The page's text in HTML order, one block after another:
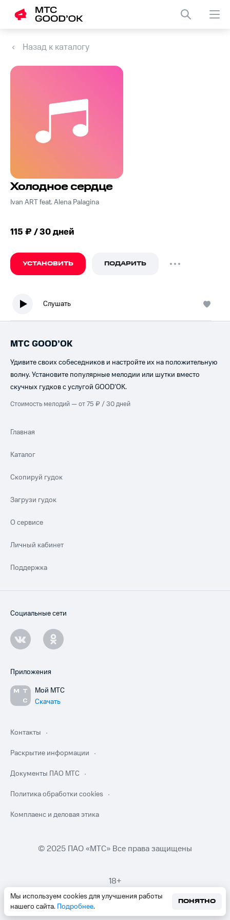
Назад к каталогу
Холодное сердце
Ivan ART feat. Alena Palagina
115 ₽ / 30 дней
УСТАНОВИТЬ ПОДАРИТЬ
Слушать
Мы используем cookies для улучшения работы
нашего сайта. Подробнее.
ПОНЯТНО
МТС GOOD’OK
Удивите своих собеседников и настройте их на положительную
волну. Установите популярные мелодии или шутки вместо
скучных гудков с услугой GOOD’OK.
Стоимость мелодий — от 75 ₽ / 30 дней
Главная
Каталог
Скопируй гудок
Загрузи гудок
О сервисе
Личный кабинет
Поддержка
Социальные сети
Приложения
Мой МТС
Скачать
Контакты
Раскрытие информации
Документы ПАО МТС
Политика обработки cookies
Комплаенс и деловая этика
© 2025 ПАО «МТС» Все права защищены
18+